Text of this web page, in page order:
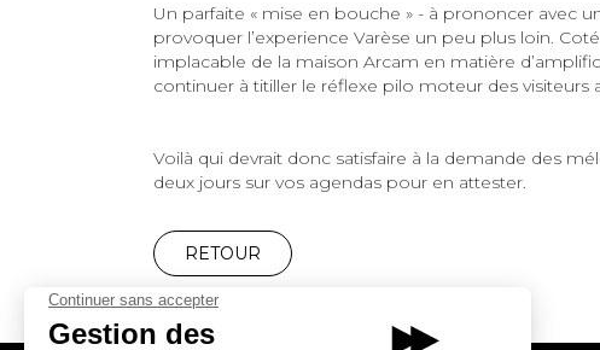
Un parfaite « mise en bouche » - à prononcer avec
provoquer l’experience Varèse un peu plus loin.
implacable de la maison Arcam en matière
continuer à titiller le réflexe pilo moteur des visiteurs
Voilà qui devrait donc satisfaire à la demande des
deux jours sur vos agendas pour en attester.
RETOUR